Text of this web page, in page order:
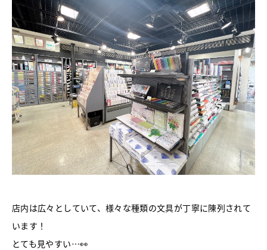
店内は広々としていて、様々な種類の文具が丁寧に陳列されて
います！
とても見やすい…👀